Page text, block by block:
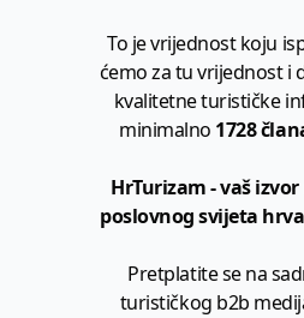
To je vrijednost koju
ćemo za tu vrijednost i
kvalitetne turističke
minimalno 1728
HrTurizam - vaš
poslovnog svijeta
Pretplatite se na
turističkog b2b